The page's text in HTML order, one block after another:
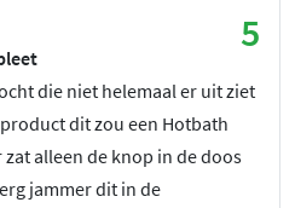
5
die niet helemaal er uit ziet
dit zou een Hotbath
alleen de knop in de doos
jammer dit in de